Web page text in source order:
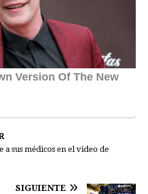
a sus médicos en el video de
SIGUIENTE